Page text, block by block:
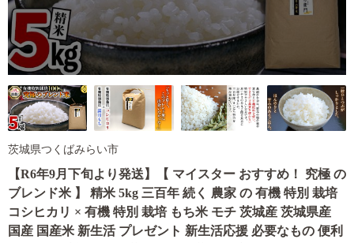
茨城県つくばみらい市
【R6年9月下旬より発送】【 マイスター おすすめ！ 究極 の
ブレンド米 】 精米 5kg 三百年 続く 農家 の 有機 特別 栽培
コシヒカリ × 有機 特別 栽培 もち米 モチ 茨城産 茨城県産
国産 国産米 新生活 プレゼント 新生活応援 必要なもの 便利